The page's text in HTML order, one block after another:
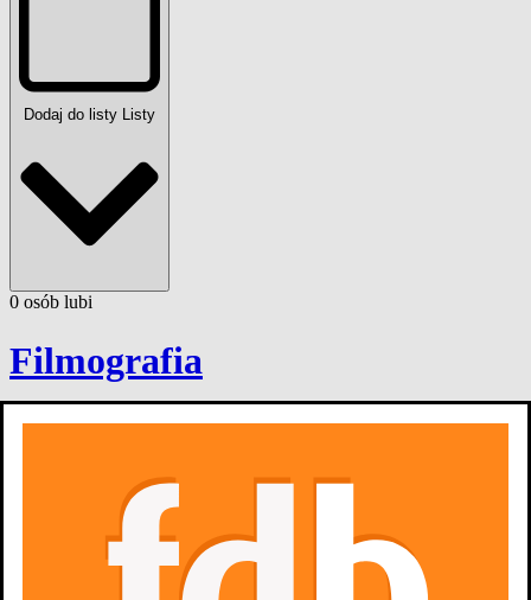
Dodaj do listy Listy
0 osób lubi
Filmografia